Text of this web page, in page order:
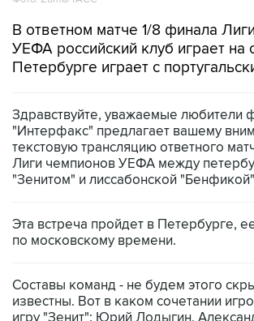
В ответном матче 1/8 финала
УЕФА российский клуб играет на
Петербурге играет с
Здравствуйте, уважаемые любители
"Интерфакс" предлагает вашему
текстовую трансляцию ответного
Лиги чемпионов УЕФА между
"Зенитом" и лиссабонской
Эта встреча пройдет в Петербурге,
по московскому времени.
Составы команд - не будем этого
известны. Вот в каком сочетании
игру "Зенит": Юрий Лодыгин,